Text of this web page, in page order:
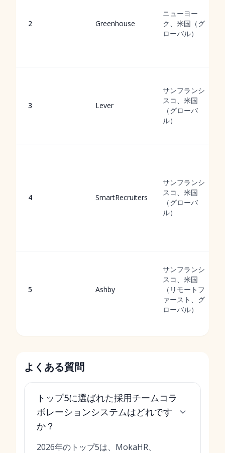
2 Greenhouse
ニューヨー
ク、米国（グ
ローバル）
3 Lever
サンフランシ
スコ、米国
（グローバ
ル）
4 SmartRecruiters
サンフランシ
スコ、米国
（グローバ
ル）
5 Ashby
サンフランシ
スコ、米国
（リモートフ
ァースト、グ
ローバル）
よくある質問
トップ5に選ばれた採用チームコラ
ボレーションシステムはどれです
か？
2026年のトップ5は、MokaHR、